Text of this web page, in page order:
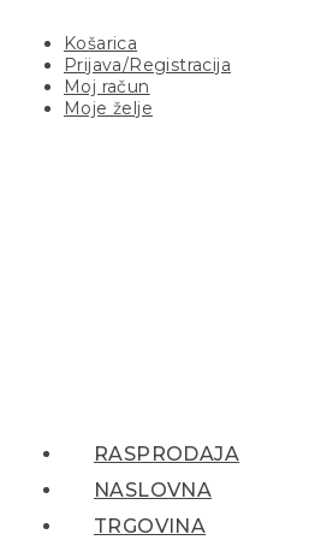
Košarica
Prijava/Registracija
Moj račun
Moje želje
RASPRODAJA
NASLOVNA
TRGOVINA